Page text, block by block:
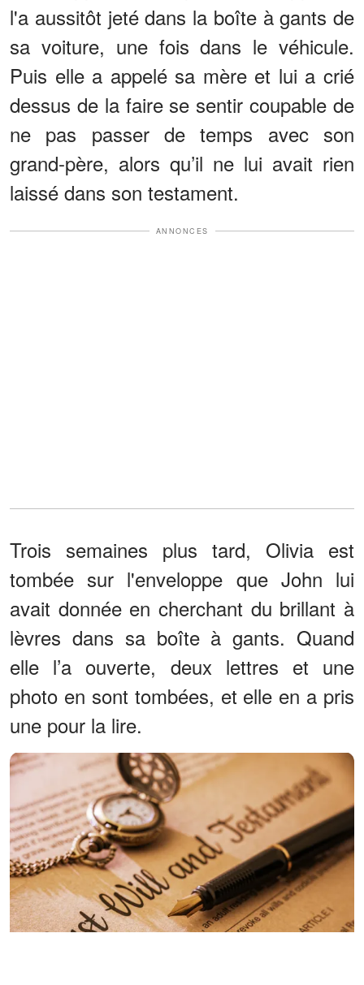
l'a aussitôt jeté dans la boîte à gants de
sa voiture, une fois dans le véhicule.
Puis elle a appelé sa mère et lui a crié
dessus de la faire se sentir coupable de
ne pas passer de temps avec son
grand-père, alors qu’il ne lui avait rien
laissé dans son testament.
ANNONCES
Trois semaines plus tard, Olivia est
tombée sur l'enveloppe que John lui
avait donnée en cherchant du brillant à
lèvres dans sa boîte à gants. Quand
elle l’a ouverte, deux lettres et une
photo en sont tombées, et elle en a pris
une pour la lire.